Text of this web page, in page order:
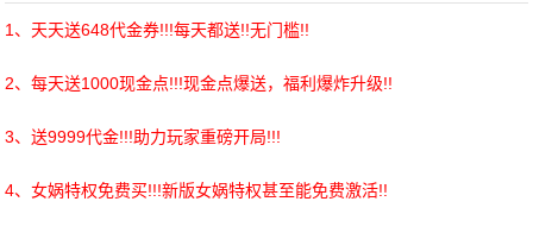
1、天天送648代金券!!!每天都送!!无门槛!!
2、每天送1000现金点!!!现金点爆送，福利爆炸升级!!
3、送9999代金!!!助力玩家重磅开局!!!
4、女娲特权免费买!!!新版女娲特权甚至能免费激活!!